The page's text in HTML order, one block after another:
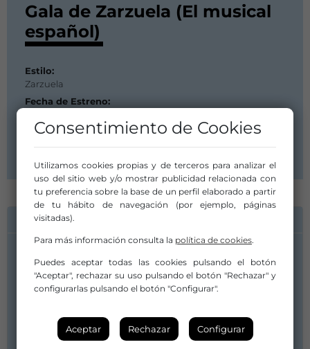
Gala de Zarzuela (El musical
español)
Estilo:
Zarzuela
Fecha de Estreno:
Artista/Grupo:
Orfeón Complutense
INFORMACIÓN DE CONTACTO
Artista/Grupo:
Orfeón Complutense
info@orfeoncomplutense.com
621227857
Consentimiento de Cookies
Utilizamos cookies propias y de terceros para analizar el
uso del sitio web y/o mostrar publicidad relacionada con
tu preferencia sobre la base de un perfil elaborado a partir
de tu hábito de navegación (por ejemplo, páginas
visitadas).
Para más información consulta la política de cookies.
Puedes aceptar todas las cookies pulsando el botón
"Aceptar", rechazar su uso pulsando el botón "Rechazar" y
configurarlas pulsando el botón "Configurar".
Aceptar Rechazar Configurar